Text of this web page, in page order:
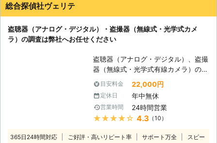
総合探偵社ヴェリテ
盗聴器（アナログ・デジタル）・盗撮器（無線式・光学式カメ
ラ）の調査は弊社へお任せください
盗聴器（アナログ・デジタル）、盗撮
器（無線式・光学式有線カメラ）の発
見調査を行います。 盗聴器・盗撮器
は日々進化しています。 盗聴・盗撮
の可能性、何か思い当たる事はありま
せんか？誰かに見られているような気
がする。何故か自分しか知りえない事
の近くに不審な人や車を見かける様に
目安料金 22,000円
定休日 年中無休
営業時間 24時間営業
★★★★★ 4.3 （10）
365日24時間対応 ご好評・高いリピート率 サポート万全
スピー